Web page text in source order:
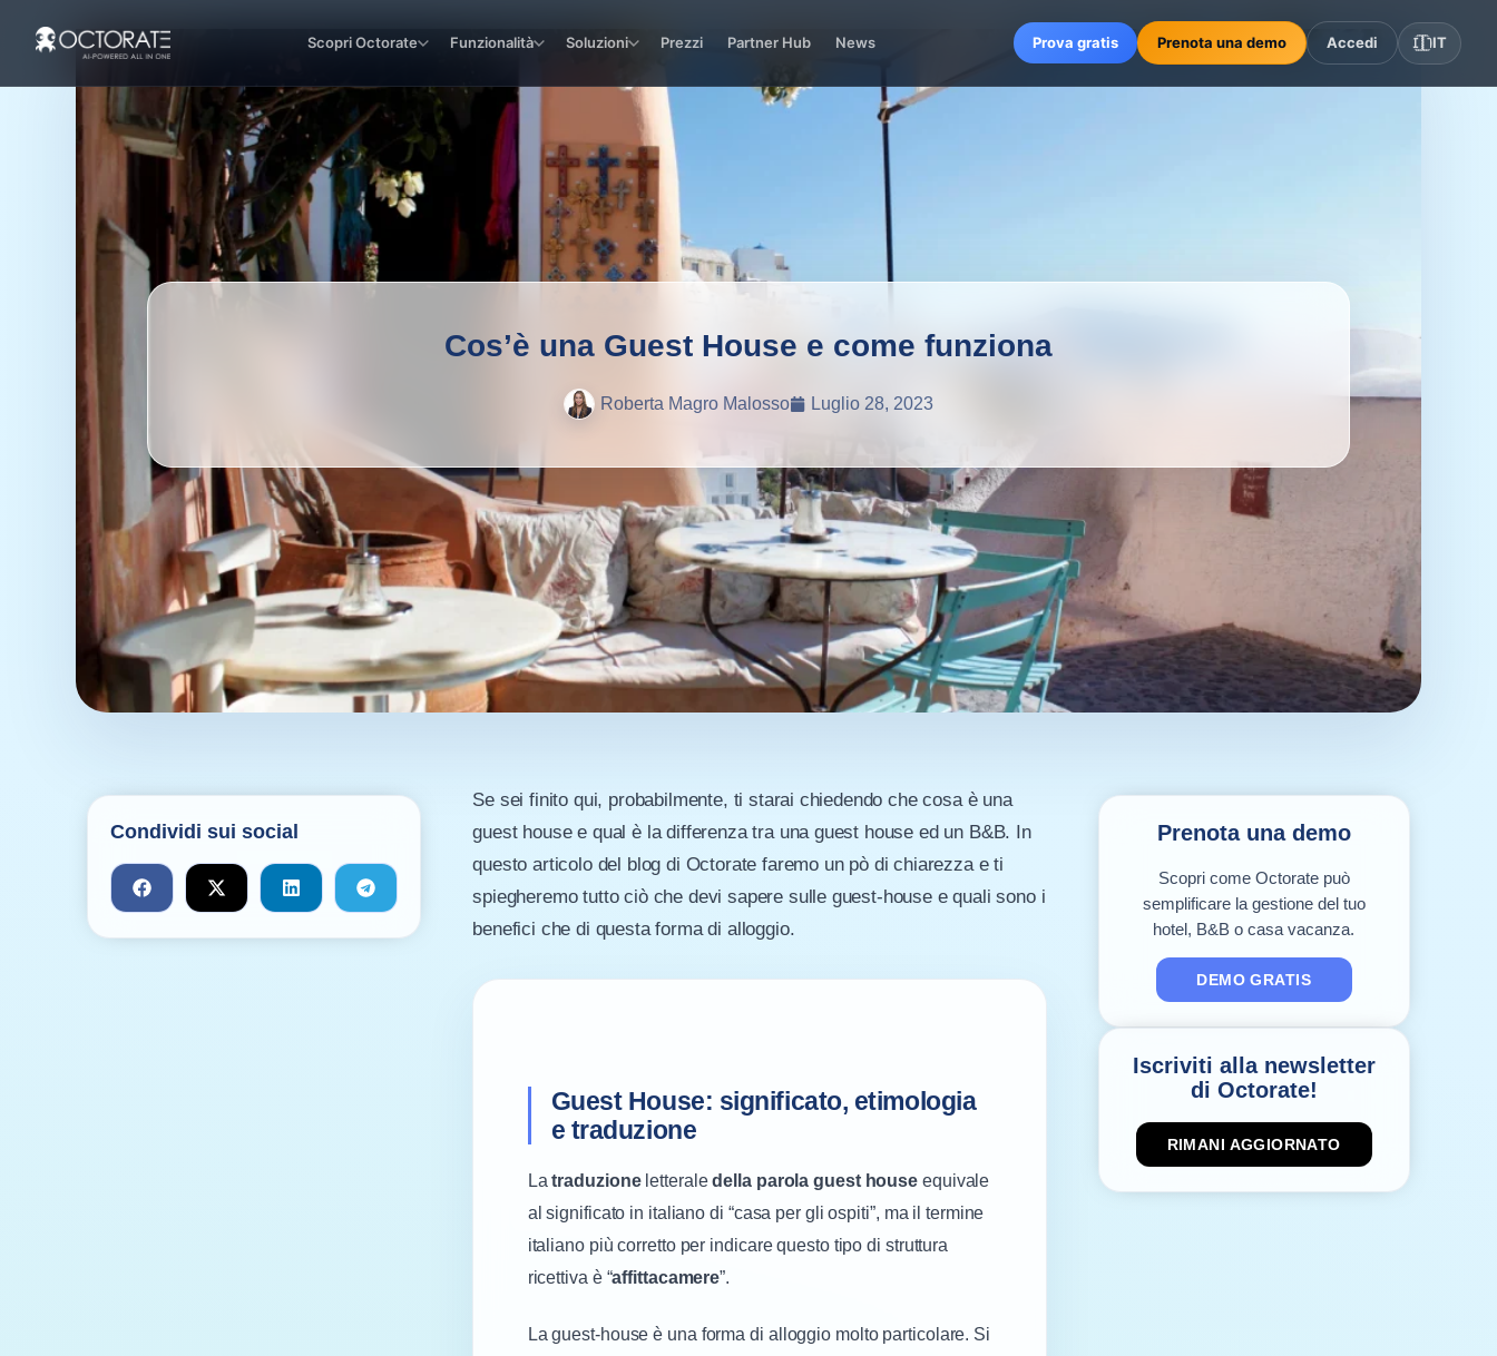
Scopri Octorate Funzionalità Soluzioni Prezzi Partner Hub News Prova gratis Prenota una demo Accedi 🇮🇹IT
Cos’è una Guest House e come funziona
Roberta Magro Malosso Luglio 28, 2023
Condividi sui social
Se sei finito qui, probabilmente, ti starai chiedendo che cosa è una
guest house e qual è la differenza tra una guest house ed un B&B. In
questo articolo del blog di Octorate faremo un pò di chiarezza e ti
spiegheremo tutto ciò che devi sapere sulle guest-house e quali sono i
benefici che di questa forma di alloggio.
Guest House: significato, etimologia
e traduzione
Latraduzioneletteraledella parola guest house equivale
al significato in italiano di “casa per gli ospiti”, ma il termine
italiano più corretto per indicare questo tipo di struttura
ricettiva è “affittacamere”.
La guest-house è una forma di alloggio molto particolare. Si
Prenota una demo
Scopri come Octorate può
semplificare la gestione del tuo
hotel, B&B o casa vacanza.
DEMO GRATIS
Iscriviti alla newsletter
di Octorate!
RIMANI AGGIORNATO